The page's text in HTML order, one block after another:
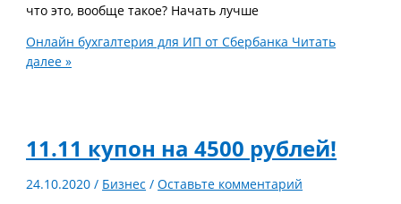
что это, вообще такое? Начать лучше
Онлайн бухгалтерия для ИП от Сбербанка Читать
далее »
11.11 купон на 4500 рублей!
24.10.2020/ Бизнес /Оставьте комментарий